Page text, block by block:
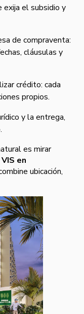
exija el subsidio y
de compraventa:
cláusulas y
crédito: cada
propios.
y la entrega,
es mirar
en
ubicación,